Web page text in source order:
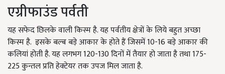
एग्रीफाउंड पर्वती
यह सफेद छिलके वाली किस्म है. यह पर्वतीय क्षेत्रों के लिये बहुत अच्छा
किस्म है. इसके बल्ब बड़े आकार के होते हैं जिसमें 10-16 बड़े आकार की
कलियां होती है. यह लगभग 120-130 दिनों में तैयार हो जाता है तथा 175-
225 कुन्तल प्रति हेक्टेयर तक उपज मिल जाता है.